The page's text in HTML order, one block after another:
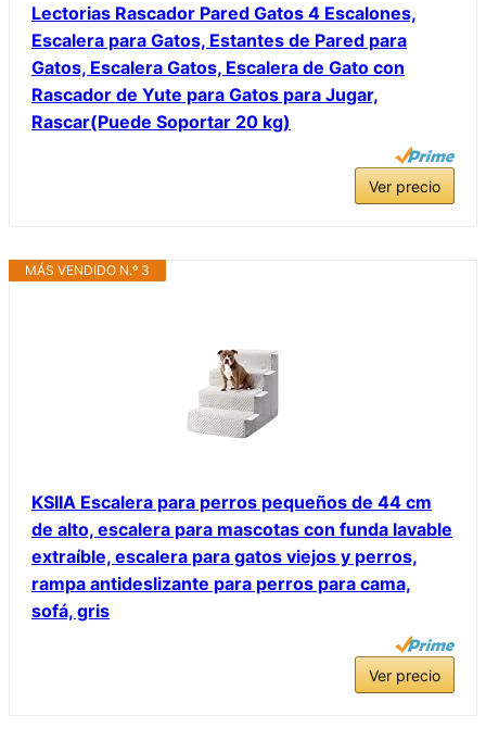
Lectorias Rascador Pared Gatos 4 Escalones,
Escalera para Gatos, Estantes de Pared para
Gatos, Escalera Gatos, Escalera de Gato con
Rascador de Yute para Gatos para Jugar,
Rascar(Puede Soportar 20 kg)
Ver precio
MÁS VENDIDO N.º 3
KSIIA Escalera para perros pequeños de 44 cm
de alto, escalera para mascotas con funda lavable
extraíble, escalera para gatos viejos y perros,
rampa antideslizante para perros para cama,
sofá, gris
Ver precio